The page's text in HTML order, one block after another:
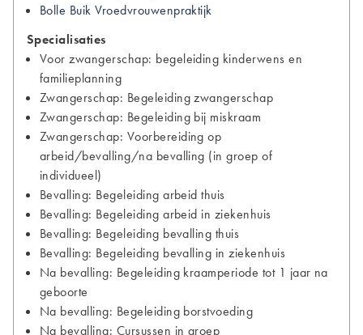
Bolle Buik Vroedvrouwenpraktijk
Specialisaties
Voor zwangerschap: begeleiding kinderwens en
familieplanning
Zwangerschap: Begeleiding zwangerschap
Zwangerschap: Begeleiding bij miskraam
Zwangerschap: Voorbereiding op
arbeid/bevalling/na bevalling (in groep of
individueel)
Bevalling: Begeleiding arbeid thuis
Bevalling: Begeleiding arbeid in ziekenhuis
Bevalling: Begeleiding bevalling thuis
Bevalling: Begeleiding bevalling in ziekenhuis
Na bevalling: Begeleiding kraamperiode tot 1 jaar na
geboorte
Na bevalling: Begeleiding borstvoeding
Na bevalling: Cursussen in groep